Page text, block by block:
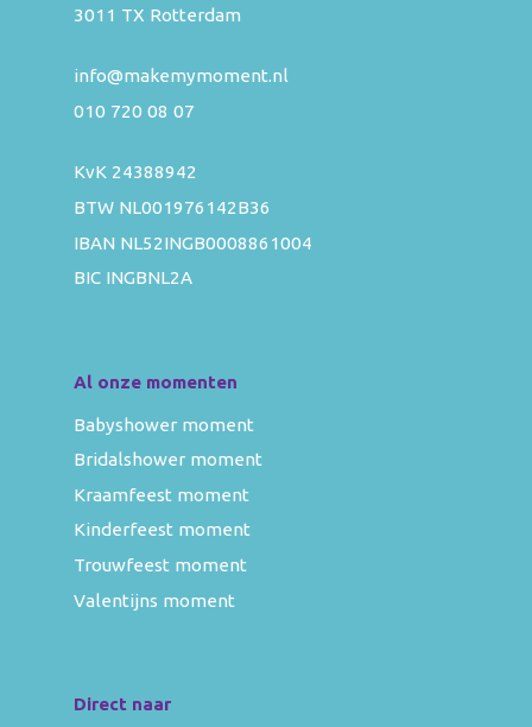
3011 TX Rotterdam
info@makemymoment.nl
010 720 08 07
KvK 24388942
BTW NL001976142B36
IBAN NL52INGB0008861004
BIC INGBNL2A
Al onze momenten
Babyshower moment
Bridalshower moment
Kraamfeest moment
Kinderfeest moment
Trouwfeest moment
Valentijns moment
Direct naar